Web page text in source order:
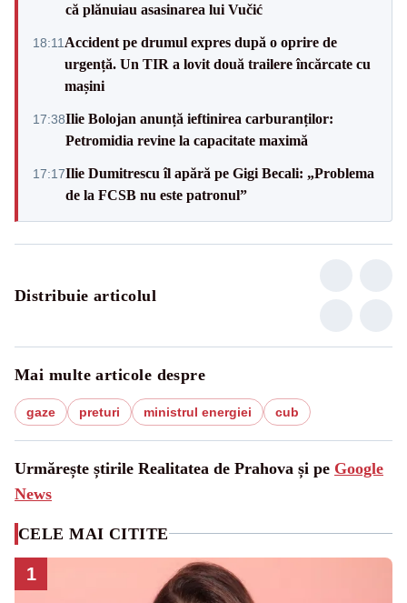
că plănuiau asasinarea lui Vučić
18:11 Accident pe drumul expres după o oprire de
urgență. Un TIR a lovit două trailere încărcate cu
mașini
17:38Ilie Bolojan anunță ieftinirea carburanților:
Petromidia revine la capacitate maximă
17:17Ilie Dumitrescu îl apără pe Gigi Becali: „Problema
de la FCSB nu este patronul”
Distribuie articolul
Mai multe articole despre
gaze preturi ministrul energiei cub
Urmărește știrile Realitatea de Prahova și pe Google
News
CELE MAI CITITE
1